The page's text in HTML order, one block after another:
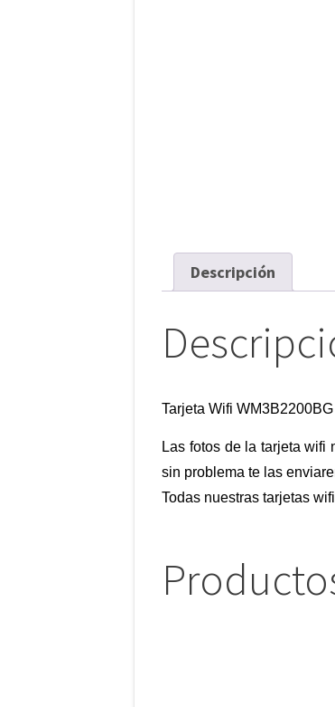
Descripción
Tarjeta Wifi WM3B2200BG
Las fotos de la tarjeta wifi
sin problema te las
Todas nuestras tarjetas